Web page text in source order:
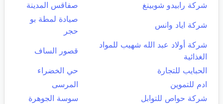
شركة رابيدو شوبينغ
صفاقس المدينة
شركة اياد وانس
صيادة لمطة بو
حجر
شركة أولاد عبد الله شهيب للمواد
الغذائية
قصور الساف
الحبايب للتجارة
حي الخضراء
ادم للتموين
المرسى
شركة حواص للتوابل
سوسة الجوهرة